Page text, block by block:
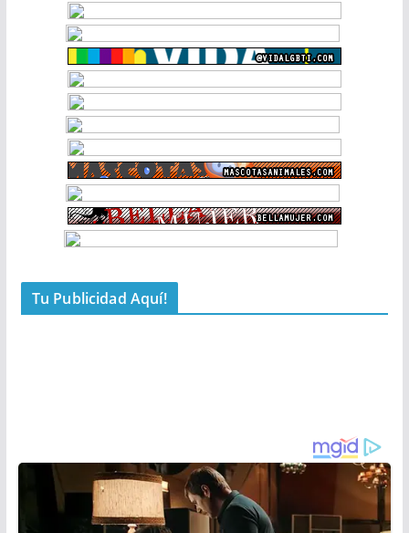
Tu Publicidad Aquí!